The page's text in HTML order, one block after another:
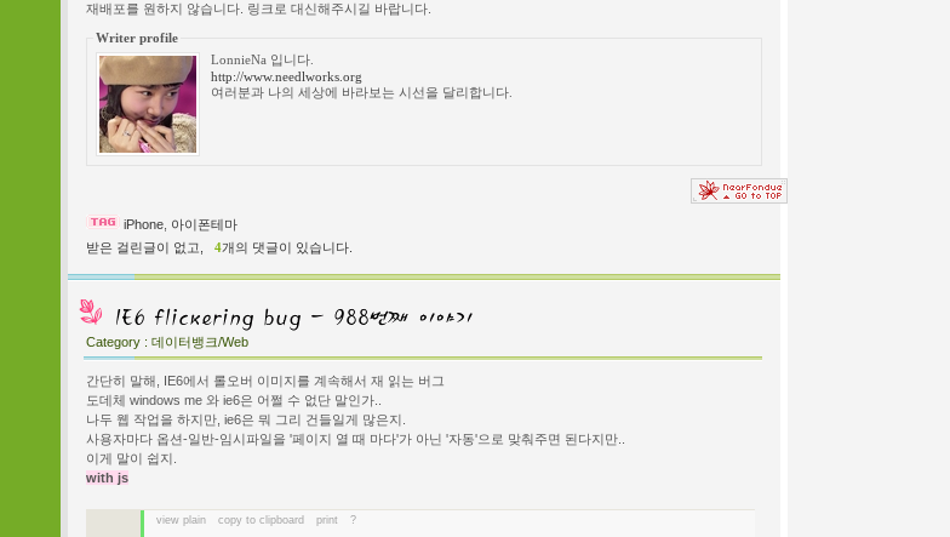
재배포를 원하지 않습니다. 링크로 대신해주시길 바랍니다.
Writer profile
LonnieNa 입니다.
http://www.needlworks.org
여러분과 나의 세상에 바라보는 시선을 달리합니다.
iPhone 아이폰테마
받은 걸린글이 없고,
4개의 댓글이 있습니다.
Category : 데이터뱅크/Web
간단히 말해, IE6에서 롤오버 이미지를 계속해서 재 읽는 버그
도데체 windows me 와 ie6은 어쩔 수 없단 말인가..
나두 웹 작업을 하지만, ie6은 뭐 그리 건들일게 많은지.
사용자마다 옵션-일반-임시파일을 '페이지 열 때 마다'가 아닌 '자동'으로 맞춰주면 된다지만..
이게 말이 쉽지.
with js
view plain copy to clipboard print ?